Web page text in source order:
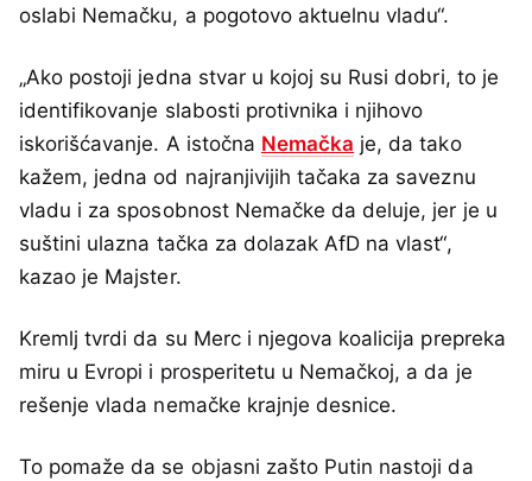
oslabi Nemačku, a pogotovo aktuelnu vladu“.
„Ako postoji jedna stvar u kojoj su Rusi dobri, to je
identifikovanje slabosti protivnika i njihovo
iskorišćavanje. A istočna Nemačka je, da tako
kažem, jedna od najranjivijih tačaka za saveznu
vladu i za sposobnost Nemačke da deluje, jer je u
suštini ulazna tačka za dolazak AfD na vlast“,
kazao je Majster.
Kremlj tvrdi da su Merc i njegova koalicija prepreka
miru u Evropi i prosperitetu u Nemačkoj, a da je
rešenje vlada nemačke krajnje desnice.
To pomaže da se objasni zašto Putin nastoji da